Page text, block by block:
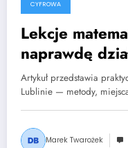
CYFROWA
Lekcje
naprawdę
Artykuł przedstawia
Lublinie — metody,
Marek Twarożek